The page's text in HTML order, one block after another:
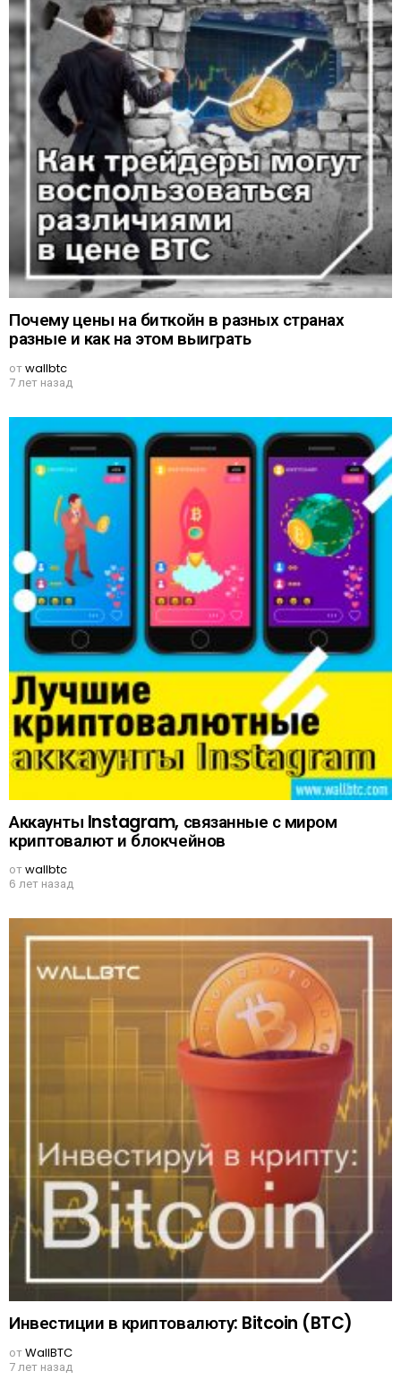
Почему цены на биткойн в разных странах
разные и как на этом выиграть
отwallbtc
7 лет назад
Аккаунты Instagram, связанные с миром
криптовалют и блокчейнов
отwallbtc
6 лет назад
Инвестиции в криптовалюту: Bitcoin (BTC)
отWallBTC
7 лет назад